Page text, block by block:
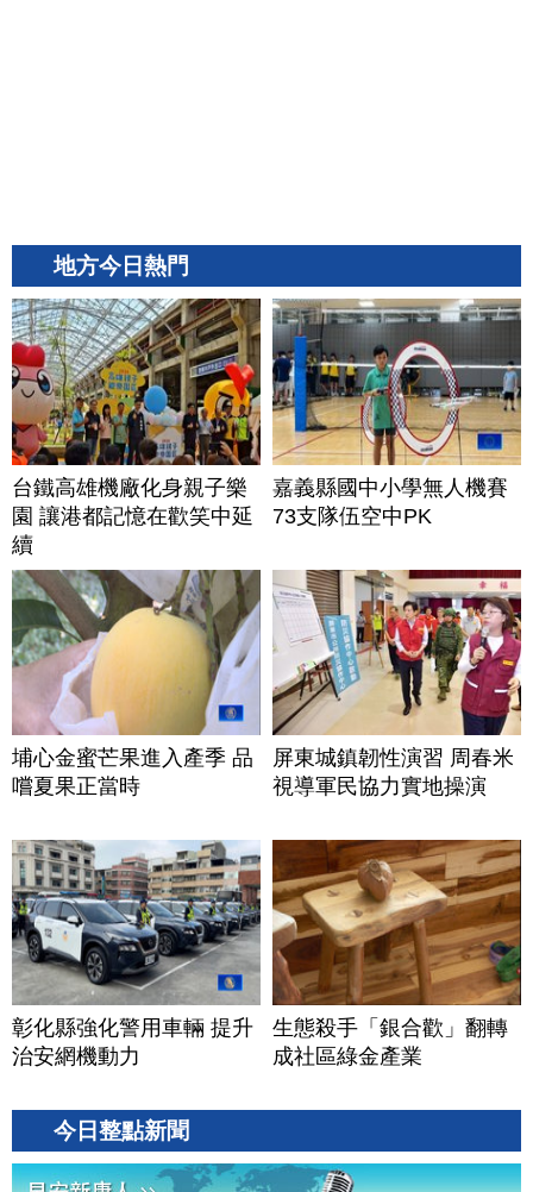
地方今日熱門
台鐵高雄機廠化身親子樂
園 讓港都記憶在歡笑中延
續
嘉義縣國中小學無人機賽
73支隊伍空中PK
埔心金蜜芒果進入產季 品
嚐夏果正當時
屏東城鎮韌性演習 周春米
視導軍民協力實地操演
彰化縣強化警用車輛 提升
治安網機動力
生態殺手「銀合歡」翻轉
成社區綠金產業
今日整點新聞